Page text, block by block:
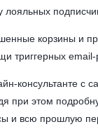
лояльных
корзины и
триггерных
консультанте с
при этом
и всю прошлую